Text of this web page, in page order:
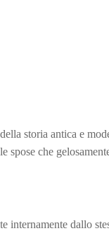
storia antica e
spose che
internamente dallo